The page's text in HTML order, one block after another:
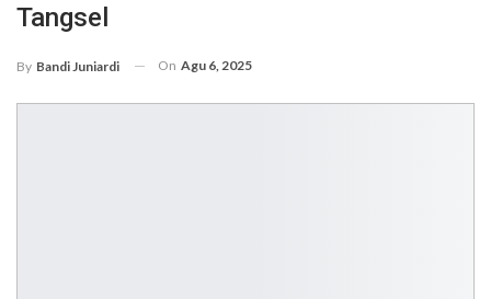
Tangsel
By Bandi Juniardi On Agu 6, 2025